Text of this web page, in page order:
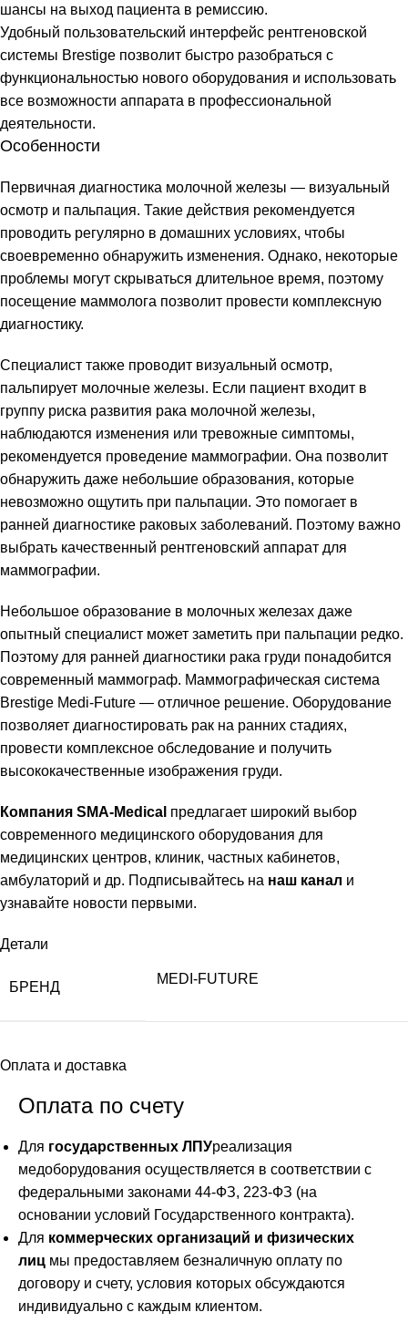
шансы на выход пациента в ремиссию.
Удобный пользовательский интерфейс рентгеновской
системы Brestige позволит быстро разобраться с
функциональностью нового оборудования и использовать
все возможности аппарата в профессиональной
деятельности.
Особенности
Первичная диагностика молочной железы — визуальный
осмотр и пальпация. Такие действия рекомендуется
проводить регулярно в домашних условиях, чтобы
своевременно обнаружить изменения. Однако, некоторые
проблемы могут скрываться длительное время, поэтому
посещение маммолога позволит провести комплексную
диагностику.
Специалист также проводит визуальный осмотр,
пальпирует молочные железы. Если пациент входит в
группу риска развития рака молочной железы,
наблюдаются изменения или тревожные симптомы,
рекомендуется проведение маммографии. Она позволит
обнаружить даже небольшие образования, которые
невозможно ощутить при пальпации. Это помогает в
ранней диагностике раковых заболеваний. Поэтому важно
выбрать качественный рентгеновский аппарат для
маммографии.
Небольшое образование в молочных железах даже
опытный специалист может заметить при пальпации редко.
Поэтому для ранней диагностики рака груди понадобится
современный маммограф. Маммографическая система
Brestige Medi-Future — отличное решение. Оборудование
позволяет диагностировать рак на ранних стадиях,
провести комплексное обследование и получить
высококачественные изображения груди.
Компания SMA-Medical предлагает широкий выбор
современного медицинского оборудования для
медицинских центров, клиник, частных кабинетов,
амбулаторий и др. Подписывайтесь на наш канал и
узнавайте новости первыми.
Детали
БРЕНД
MEDI-FUTURE
Оплата и доставка
Оплата по счету
Для государственных ЛПУреализация
медоборудования осуществляется в соответствии с
федеральными законами 44-ФЗ, 223-ФЗ (на
основании условий Государственного контракта).
Для коммерческих организаций и физических
лиц мы предоставляем безналичную оплату по
договору и счету, условия которых обсуждаются
индивидуально с каждым клиентом.